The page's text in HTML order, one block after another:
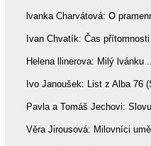
lvanka Charvátová: O
Ivan Chvatík: Čas
Helena llinerova: Milý
Ivo Janoušek: List z Alba 76
Pavla a Tomáš Jechovi:
Věra Jirousová: Milovníci